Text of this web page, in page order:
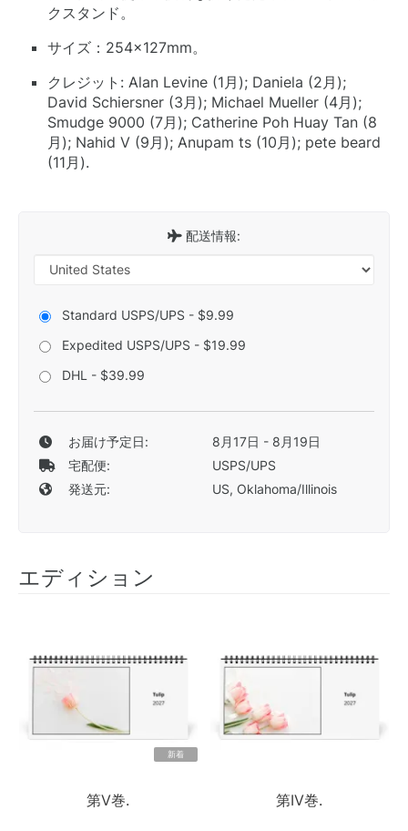
クスタンド。
サイズ：254×127mm。
クレジット: Alan Levine (1月); Daniela (2月);
David Schiersner (3月); Michael Mueller (4月);
Smudge 9000 (7月); Catherine Poh Huay Tan (8
月); Nahid V (9月); Anupam ts (10月); pete beard
(11月).
配送情報:
Standard USPS/UPS - $9.99
Expedited USPS/UPS - $19.99
DHL - $39.99
お届け予定日:
8月17日 - 8月19日
宅配便:
USPS/UPS
発送元:
US, Oklahoma/Illinois
エディション
新着
第V巻. 第IV巻.